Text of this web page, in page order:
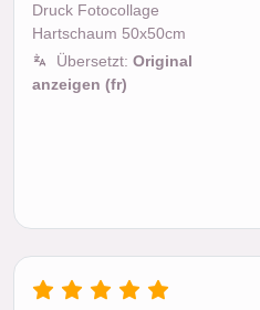
Druck Fotocollage
Hartschaum 50x50cm
Übersetzt: Original
anzeigen (fr)